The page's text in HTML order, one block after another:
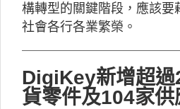
構轉型的關鍵階段，應該要
社會各行各業繁榮。
DigiKey新增超
貨零件及104家供